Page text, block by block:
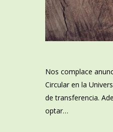
Nos complace
Circular en la
de transferencia.
optar…